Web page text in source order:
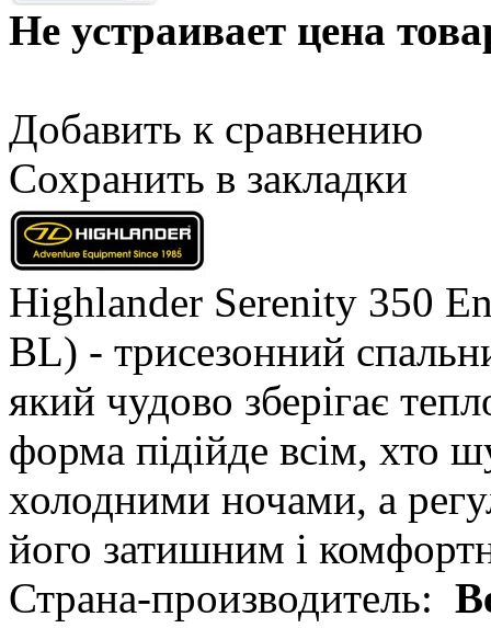
Не устраивает цена
Добавить к сравнению
Сохранить в закладки
Highlander Serenity 350
BL) - трисезонний
який чудово зберігає
форма підійде всім, хто
холодними ночами, а
його затишним і
Страна-производитель: